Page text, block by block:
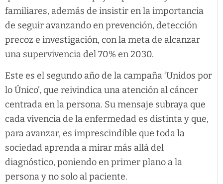
familiares, además de insistir en la importancia
de seguir avanzando en prevención, detección
precoz e investigación, con la meta de alcanzar
una supervivencia del 70% en 2030.
Este es el segundo año de la campaña ‘Unidos por
lo Único’, que reivindica una atención al cáncer
centrada en la persona. Su mensaje subraya que
cada vivencia de la enfermedad es distinta y que,
para avanzar, es imprescindible que toda la
sociedad aprenda a mirar más allá del
diagnóstico, poniendo en primer plano a la
persona y no solo al paciente.